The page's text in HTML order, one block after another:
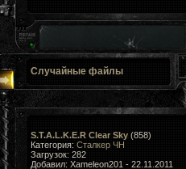
Случайные файлы
S.T.A.L.K.E.R Clear Sky(858)
Категория: Сталкер ЧН
Загрузок: 282
Добавил: Xameleon201 - 22.11.2011